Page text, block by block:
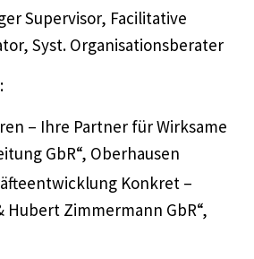
Supervisor, Facilitative
Syst. Organisationsberater
– Ihre Partner für Wirksame
GbR“, Oberhausen
Konkret –
Hubert Zimmermann GbR“,